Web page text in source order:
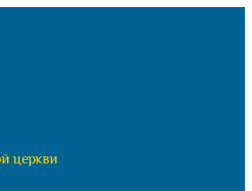
церкви